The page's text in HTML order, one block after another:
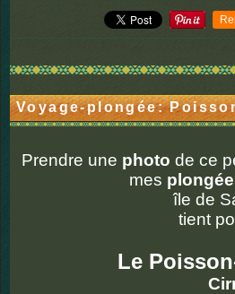
Voyage-plongée:
Prendre une photo de ce
mes
île de
tient
Le